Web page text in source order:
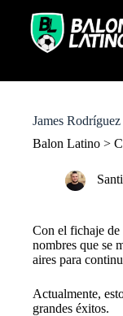
o
James
Balon Latino >
Con el fichaje de
nombres que se
aires para
Actualmente,
grandes éxitos.